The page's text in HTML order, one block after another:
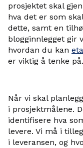
prosjektet skal
hva det er som
dette, samt en
blogginnlegget gir
hvordan du kan
er viktig å tenke på.
Når vi skal
i prosjektmålene.
identifisere hva
levere. Vi må i
i leveransen, og